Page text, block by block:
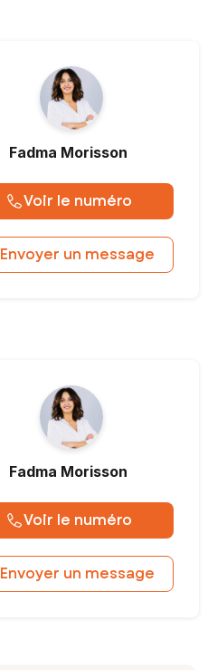
Fadma Morisson
Voir le numéro
Envoyer un message
Fadma Morisson
Voir le numéro
Envoyer un message